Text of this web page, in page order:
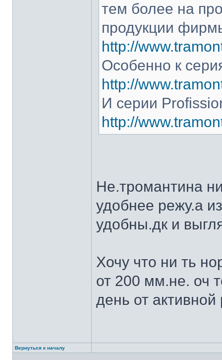
тем более на
продукции
http://
Особенно к
http://
И серии
http://
Не.тромантина
удобнее режу.а
удобны.дк и
Хочу что ни ть
от 200 мм.не. оч
день от
Вернуться к началу